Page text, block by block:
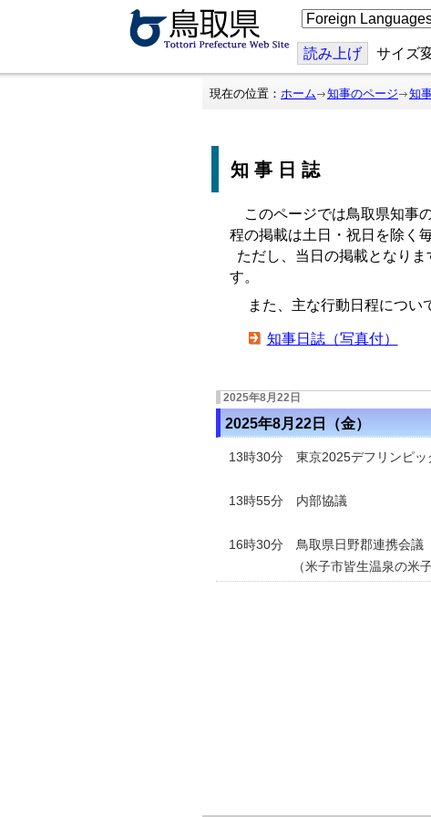
こ
の
ジ
を
翻
読み上げ サイズ
現在の位置： ホーム 知事のページ 知
知事日誌
このページでは鳥取県知事
程の掲載は土日・祝日を除く
ただし、当日の掲載となり
す。
また、主な行動日程につい
知事日誌（写真付）
2025年8月22日
2025年8月22日（金）
13時30分 東京2025デフリンピッ
13時55分 内部協議
16時30分 鳥取県日野郡連携会議
（米子市皆生温泉の米子市